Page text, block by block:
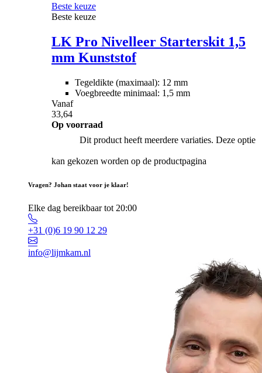
Beste keuze
Beste keuze
LK Pro Nivelleer Starterskit 1,5
mm Kunststof
Tegeldikte (maximaal): 12 mm
Voegbreedte minimaal: 1,5 mm
Vanaf
33,64
Op voorraad
Dit product heeft meerdere variaties. Deze optie
kan gekozen worden op de productpagina
Vragen? Johan staat voor je klaar!
Elke dag bereikbaar tot 20:00
+31 (0)6 19 90 12 29
info@lijmkam.nl